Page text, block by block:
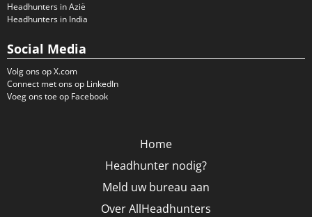
Headhunters in Azië
Headhunters in India
Social Media
Volg ons op X.com
Connect met ons op LinkedIn
Voeg ons toe op Facebook
Home
Headhunter nodig?
Meld uw bureau aan
Over AllHeadhunters